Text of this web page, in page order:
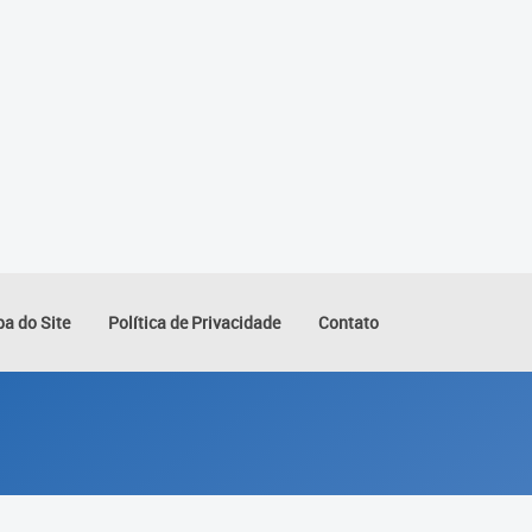
do Site Política de Privacidade Contato